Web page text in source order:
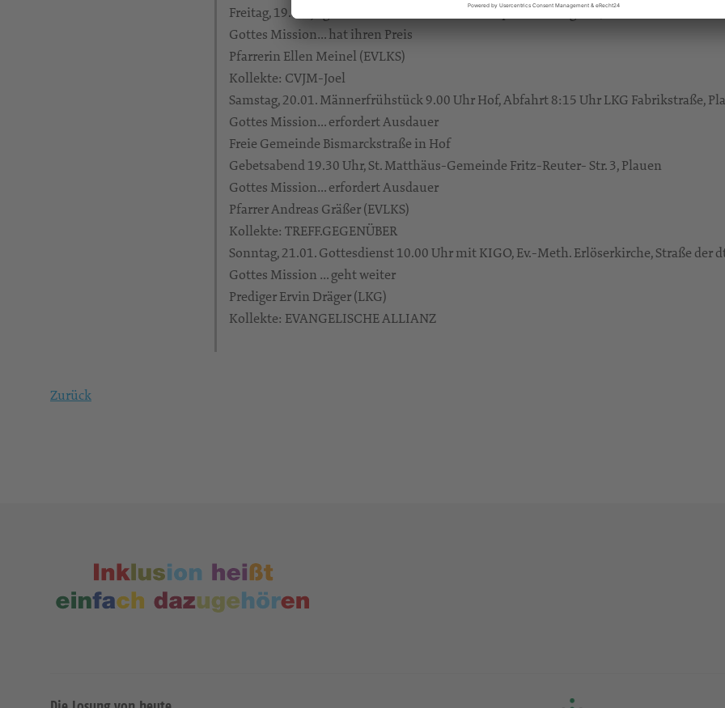
Freitag, 19.01. Jugendabend 19.30 Uhr Boxenstop Friesenweg 169, Plauen
Gottes Mission… hat ihren Preis
Pfarrerin Ellen Meinel (EVLKS)
Kollekte: CVJM-Joel
Samstag, 20.01. Männerfrühstück 9.00 Uhr Hof, Abfahrt 8:15 Uhr LKG Fabrikstraße,
Gottes Mission… erfordert Ausdauer
Freie Gemeinde Bismarckstraße in Hof
Gebetsabend 19.30 Uhr, St. Matthäus-Gemeinde Fritz-Reuter- Str. 3, Plauen
Gottes Mission… erfordert Ausdauer
Pfarrer Andreas Gräßer (EVLKS)
Kollekte: TREFF.GEGENÜBER
Sonntag, 21.01. Gottesdienst 10.00 Uhr mit KIGO, Ev.-Meth. Erlöserkirche, Straße der
Gottes Mission … geht weiter
Prediger Ervin Dräger (LKG)
Kollekte: EVANGELISCHE ALLIANZ
Zurück